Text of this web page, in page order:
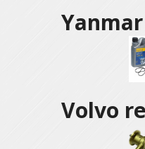
Volvo